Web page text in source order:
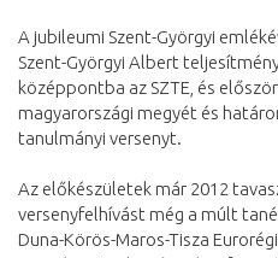
A jubileumi Szent-Györgyi
Szent-Györgyi Albert
középpontba az SZTE, és
magyarországi megyét és
tanulmányi versenyt.
Az előkészületek már 2012
versenyfelhívást még a múlt
Duna-Körös-Maros-Tisza